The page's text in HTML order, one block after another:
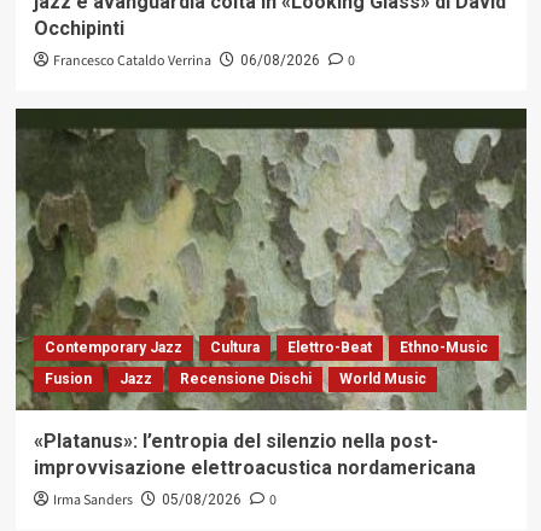
Occhipinti
Francesco Cataldo Verrina 06/08/2026 0
Contemporary Jazz Cultura Elettro-Beat
Ethno-Music
Fusion
Jazz Recensione Dischi World Music
«Platanus»: l’entropia del silenzio nella post-
improvvisazione elettroacustica nordamericana
Irma Sanders 05/08/2026 0